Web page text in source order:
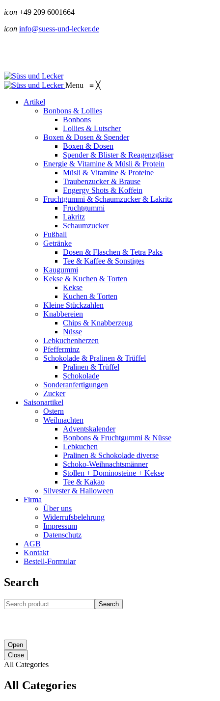
icon +49 209 6001664
icon info@suess-und-lecker.de
Menu ≡ ╳
Artikel
Bonbons & Lollies
Bonbons
Lollies & Lutscher
Boxen & Dosen & Spender
Boxen & Dosen
Spender & Blister & Reagenzgläser
Energie & Vitamine & Müsli & Protein
Müsli & Vitamine & Proteine
Traubenzucker & Brause
Engergy Shots & Koffein
Fruchtgummi & Schaumzucker & Lakritz
Fruchtgummi
Lakritz
Schaumzucker
Fußball
Getränke
Dosen & Flaschen & Tetra Paks
Tee & Kaffee & Sonstiges
Kaugummi
Kekse & Kuchen & Torten
Kekse
Kuchen & Torten
Kleine Stückzahlen
Knabbereien
Chips & Knabberzeug
Nüsse
Lebkuchenherzen
Pfefferminz
Schokolade & Pralinen & Trüffel
Pralinen & Trüffel
Schokolade
Sonderanfertigungen
Zucker
Saisonartikel
Ostern
Weihnachten
Adventskalender
Bonbons & Fruchtgummi & Nüsse
Lebkuchen
Pralinen & Schokolade diverse
Schoko-Weihnachtsmänner
Stollen + Dominosteine + Kekse
Tee & Kakao
Silvester & Halloween
Firma
Über uns
Widerrufsbelehrung
Impressum
Datenschutz
AGB
Kontakt
Bestell-Formular
Search
Search
Open
Close
All Categories
All Categories